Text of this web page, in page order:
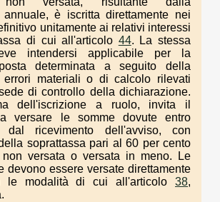
annuale, è iscritta direttamente nei
unitamente ai relativi interessi
di cui all'articolo 44. La stessa
intendersi applicabile per la
determinata a seguito della
errori materiali o di calcolo rilevati
di controllo della dichiarazione.
dell'iscrizione a ruolo, invita il
versare le somme dovute entro
dal ricevimento dell'avviso, con
soprattassa pari al 60 per cento
versata o versata in meno. Le
devono essere versate direttamente
le modalità di cui all'articolo 38,